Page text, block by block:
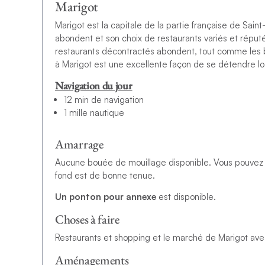
Marigot
Marigot est la capitale de la partie française de
abondent et son choix de restaurants variés et
restaurants décontractés abondent, tout comme
à Marigot est une excellente façon de se détendre
Navigation du jour
12 min de navigation
1 mille nautique
Amarrage
Aucune bouée de mouillage disponible. Vous
fond est de bonne tenue.
Un ponton pour annexe est disponible.
Choses à faire
Restaurants et shopping et le marché de Marigot
Aménagements